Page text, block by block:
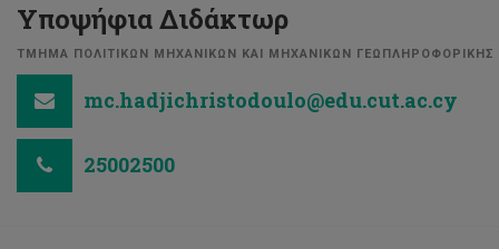
Υποψήφια Διδάκτωρ
ΤΜΗΜΑ ΠΟΛΙΤΙΚΩΝ ΜΗΧΑΝΙΚΩΝ ΚΑΙ ΜΗΧΑΝΙΚΩΝ ΓΕΩΠΛΗΡΟΦΟΡΙΚΗΣ
mc.hadjichristodoulo@edu.cut.ac.cy
25002500